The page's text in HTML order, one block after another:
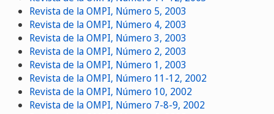
Revista de la OMPI, Número 5, 2003
Revista de la OMPI, Número 4, 2003
Revista de la OMPI, Número 3, 2003
Revista de la OMPI, Número 2, 2003
Revista de la OMPI, Número 1, 2003
Revista de la OMPI, Número 11-12, 2002
Revista de la OMPI, Número 10, 2002
Revista de la OMPI, Número 7-8-9, 2002